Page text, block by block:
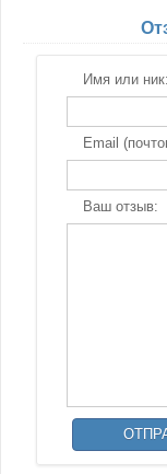
Имя или ник:
Email
Ваш отзыв: